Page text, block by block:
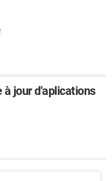
à jour d'aplications